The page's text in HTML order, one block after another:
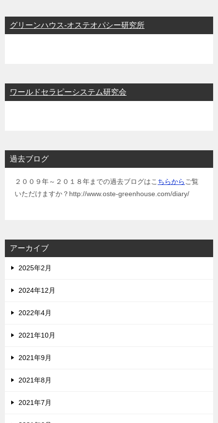
グリーンハウス-オステオパシー研究所
ワールドセラピーシステム研究会
過去ブログ
２００９年～２０１８年までの過去ブログはこ ちらから ご覧
いただけますか？http://www.oste-greenhouse.com/diary/
アーカイブ
2025年2月
2024年12月
2022年4月
2021年10月
2021年9月
2021年8月
2021年7月